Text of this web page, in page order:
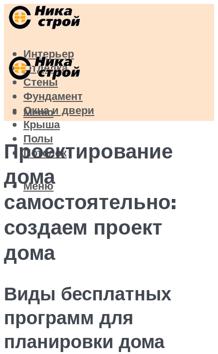
Интерьер
Отделка
Стены
Фундамент
Окна и двери
Крыша
Полы
Потолок
Меню
Меню
Проектирование
дома
самостоятельно:
создаем проект
дома
Виды бесплатных
программ для
планировки дома